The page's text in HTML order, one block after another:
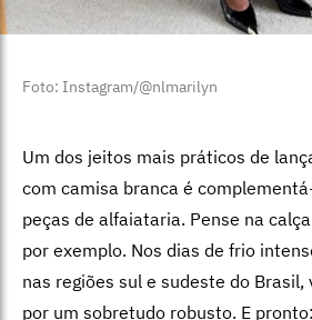
Foto: Instagram/@nlmarilyn
Um dos jeitos mais práticos de
com camisa branca é
peças de alfaiataria. Pense na
por exemplo. Nos dias de frio
nas regiões sul e sudeste do
por um sobretudo robusto. E